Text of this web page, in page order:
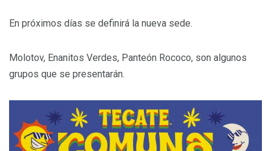
En próximos días se definirá la nueva sede.
Molotov, Enanitos Verdes, Panteón Rococo, son algunos
grupos que se presentarán.